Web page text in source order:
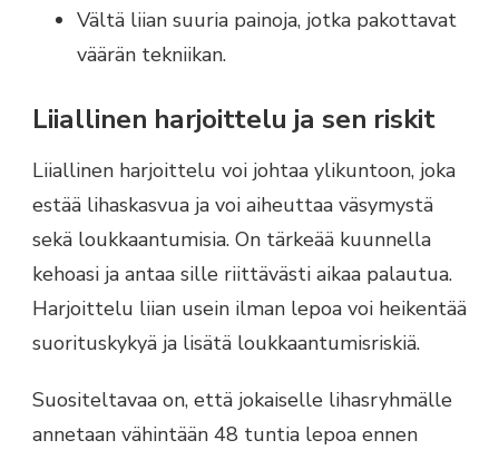
Vältä liian suuria painoja, jotka pakottavat
väärän tekniikan.
Liiallinen harjoittelu ja sen riskit
Liiallinen harjoittelu voi johtaa ylikuntoon, joka
estää lihaskasvua ja voi aiheuttaa väsymystä
sekä loukkaantumisia. On tärkeää kuunnella
kehoasi ja antaa sille riittävästi aikaa palautua.
Harjoittelu liian usein ilman lepoa voi heikentää
suorituskykyä ja lisätä loukkaantumisriskiä.
Suositeltavaa on, että jokaiselle lihasryhmälle
annetaan vähintään 48 tuntia lepoa ennen